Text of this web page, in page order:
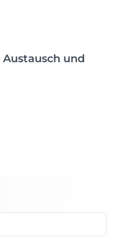
und